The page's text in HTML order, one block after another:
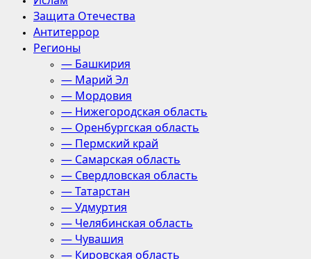
Защита Отечества
Антитеррор
Регионы
— Башкирия
— Марий Эл
— Мордовия
— Нижегородская область
— Оренбургская область
— Пермский край
— Самарская область
— Свердловская область
— Татарстан
— Удмуртия
— Челябинская область
— Чувашия
— Кировская область